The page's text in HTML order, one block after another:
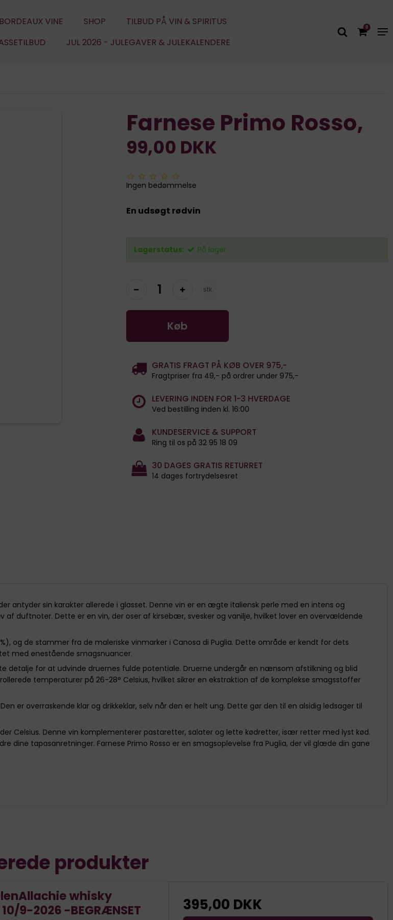
VINE SHOP
TILBUD PÅ VIN & SPIRITUS
JUL 2026 - JULEGAVER & JULEKALENDERE
0
Farnese Primo Rosso,
99,00 DKK
Ingen bedømmelse
En udsøgt rødvin
Lagerstatus: På lager
stk.
Køb
GRATIS FRAGT PÅ KØB OVER 975,-
Fragtpriser fra 49,- på ordrer under 975,-
LEVERING INDEN FOR 1-3 HVERDAGE
Ved bestilling inden kl. 16:00
KUNDESERVICE & SUPPORT
Ring til os på 32 95 18 09
30 DAGES GRATIS RETURRET
14 dages fortrydelsesret
antyder sin karakter allerede i glasset. Denne vin er en ægte italiensk perle med en intens og
duftnoter. Dette er en vin, der oser af kirsebær, svesker og vanilje, hvilket lover en overvældende
og de stammer fra de maleriske vinmarker i Canosa di Puglia. Dette område er kendt for dets
med enestående smagsnuancer.
detalje for at udvinde druernes fulde potentiale. Druerne undergår en nænsom afstilkning og blid
temperaturer på 26-28° Celsius, hvilket sikrer en ekstraktion af de komplekse smagsstoffer
er overraskende klar og drikkeklar, selv når den er helt ung. Dette gør den til en alsidig ledsager til
Celsius. Denne vin komplementerer pastaretter, salater og lette kødretter, især retter med lyst kød.
dine tapasanretninger. Farnese Primo Rosso er en smagsoplevelse fra Puglia, der vil glæde din gane
produkter
whisky
9-2026 -BEGRÆNSET
395,00 DKK